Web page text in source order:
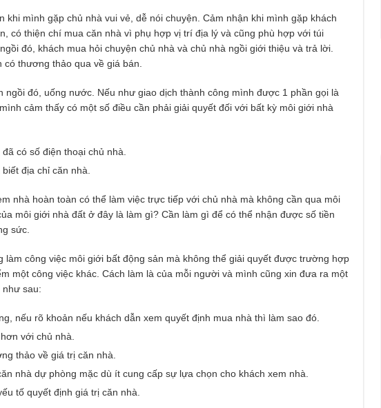
khi mình gặp chủ nhà vui vẻ, dễ nói chuyện. Cảm nhận khi mình gặp khách
có thiện chí mua căn nhà vì phụ hợp vị trí địa lý và cũng phù hợp với túi
đó, khách mua hỏi chuyện chủ nhà và chủ nhà ngồi giới thiệu và trả lời.
thương thảo qua về giá bán.
ngồi đó, uống nước. Nếu như giao dịch thành công mình được 1 phần gọi là
cảm thấy có một số điều cần phải giải quyết đối với bất kỳ môi giới nhà
có số điện thoại chủ nhà.
địa chỉ căn nhà.
nhà hoàn toàn có thể làm việc trực tiếp với chủ nhà mà không cần qua môi
môi giới nhà đất ở đây là làm gì? Cần làm gì để có thể nhận được số tiền
sức.
làm công việc môi giới bất động sản mà không thể giải quyết được trường hợp
một công việc khác. Cách làm là của mỗi người và mình cũng xin đưa ra một
như sau:
nếu rõ khoản nếu khách dẫn xem quyết định mua nhà thì làm sao đó.
với chủ nhà.
thảo về giá trị căn nhà.
nhà dự phòng mặc dù ít cung cấp sự lựa chọn cho khách xem nhà.
tố quyết định giá trị căn nhà.